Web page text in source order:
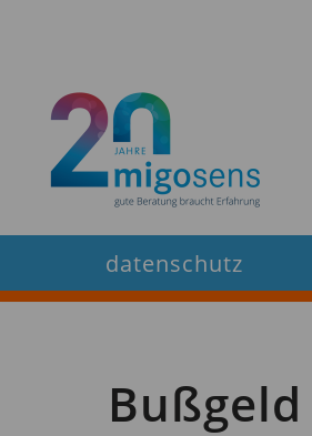
Inhalt
springen
datenschutz